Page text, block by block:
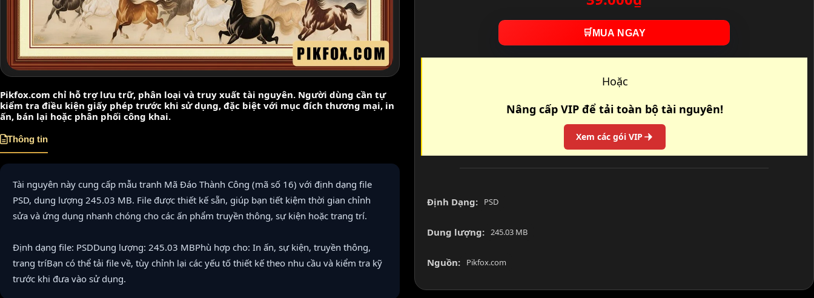
Pikfox.com chỉ hỗ trợ lưu trữ, phân loại và truy xuất tài nguyên. Người dùng cần tự
kiểm tra điều kiện giấy phép trước khi sử dụng, đặc biệt với mục đích thương mại, in
ấn, bán lại hoặc phân phối công khai.
Thông tin
Tài nguyên này cung cấp mẫu tranh Mã Đáo Thành Công (mã số 16) với định dạng file
PSD, dung lượng 245.03 MB. File được thiết kế sẵn, giúp bạn tiết kiệm thời gian chỉnh
sửa và ứng dụng nhanh chóng cho các ấn phẩm truyền thông, sự kiện hoặc trang trí.
Định dạng file: PSDDung lượng: 245.03 MBPhù hợp cho: In ấn, sự kiện, truyền thông,
trang tríBạn có thể tải file về, tùy chỉnh lại các yếu tố thiết kế theo nhu cầu và kiểm tra kỹ
trước khi đưa vào sử dụng.
🛒 MUA NGAY
Hoặc
Nâng cấp VIP để tải toàn bộ tài nguyên!
Xem các gói VIP
Định Dạng: PSD
Dung lượng: 245.03 MB
Nguồn: Pikfox.com